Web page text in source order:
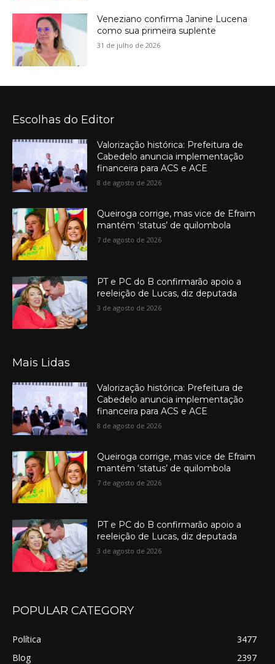
Veneziano confirma Janine Lucena
como sua primeira suplente
31 de julho de 2026
Escolhas do Editor
Valorização histórica: Prefeitura de
Cabedelo anuncia implementação
financeira para ACS e ACE
8 de agosto de 2026
Queiroga corrige, mas vice de Efraim
mantém ‘status’ de quilombola
7 de agosto de 2026
PT e PC do B confirmarão apoio a
reeleição de Lucas, diz deputada
3 de agosto de 2026
Mais Lidas
Valorização histórica: Prefeitura de
Cabedelo anuncia implementação
financeira para ACS e ACE
8 de agosto de 2026
Queiroga corrige, mas vice de Efraim
mantém ‘status’ de quilombola
7 de agosto de 2026
PT e PC do B confirmarão apoio a
reeleição de Lucas, diz deputada
3 de agosto de 2026
POPULAR CATEGORY
Política
3477
Blog
2397